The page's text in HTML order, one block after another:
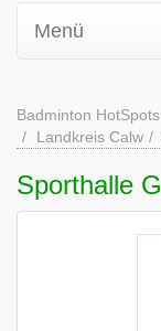
Menü
Badminton HotSpots
Landkreis Calw
Sporthalle